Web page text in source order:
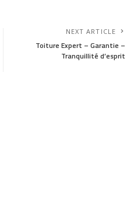
NEXT ARTICLE
Toiture Expert – Garantie –
Tranquillité d’esprit